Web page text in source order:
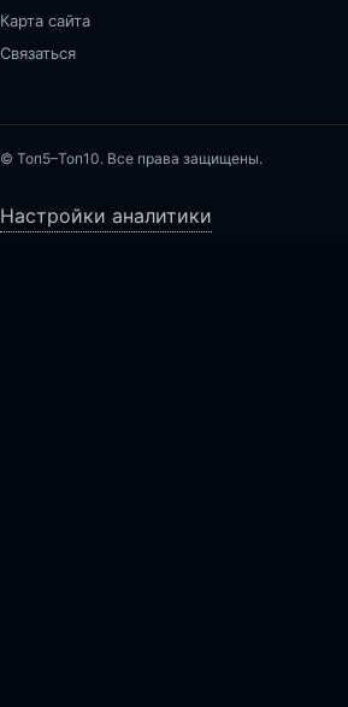
Карта сайта
Связаться
© Топ5–Топ10. Все права защищены.
Настройки аналитики